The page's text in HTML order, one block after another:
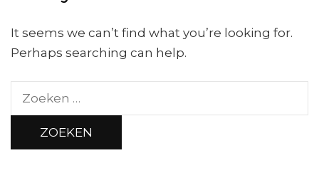
It seems we can’t find what you’re looking for.
Perhaps searching can help.
Zoeken